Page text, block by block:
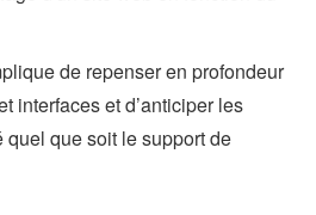
de repenser en profondeur
interfaces et d’anticiper les
quel que soit le support de